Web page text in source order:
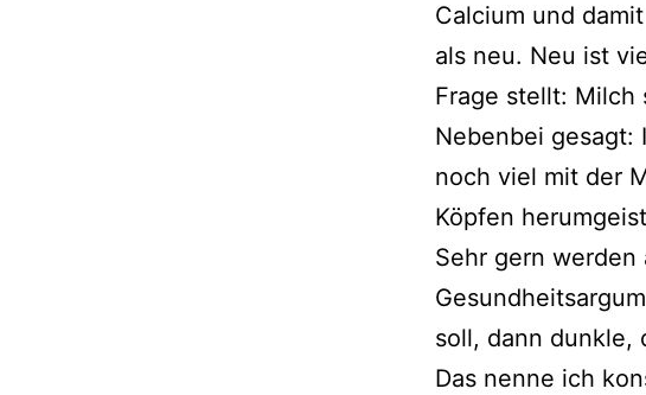
Calcium und
als neu. Neu ist
Frage stellt: Milch
Nebenbei gesagt:
noch viel mit der
Köpfen
Sehr gern wer­den
soll, dann dunk­le,
Das nen­ne ich